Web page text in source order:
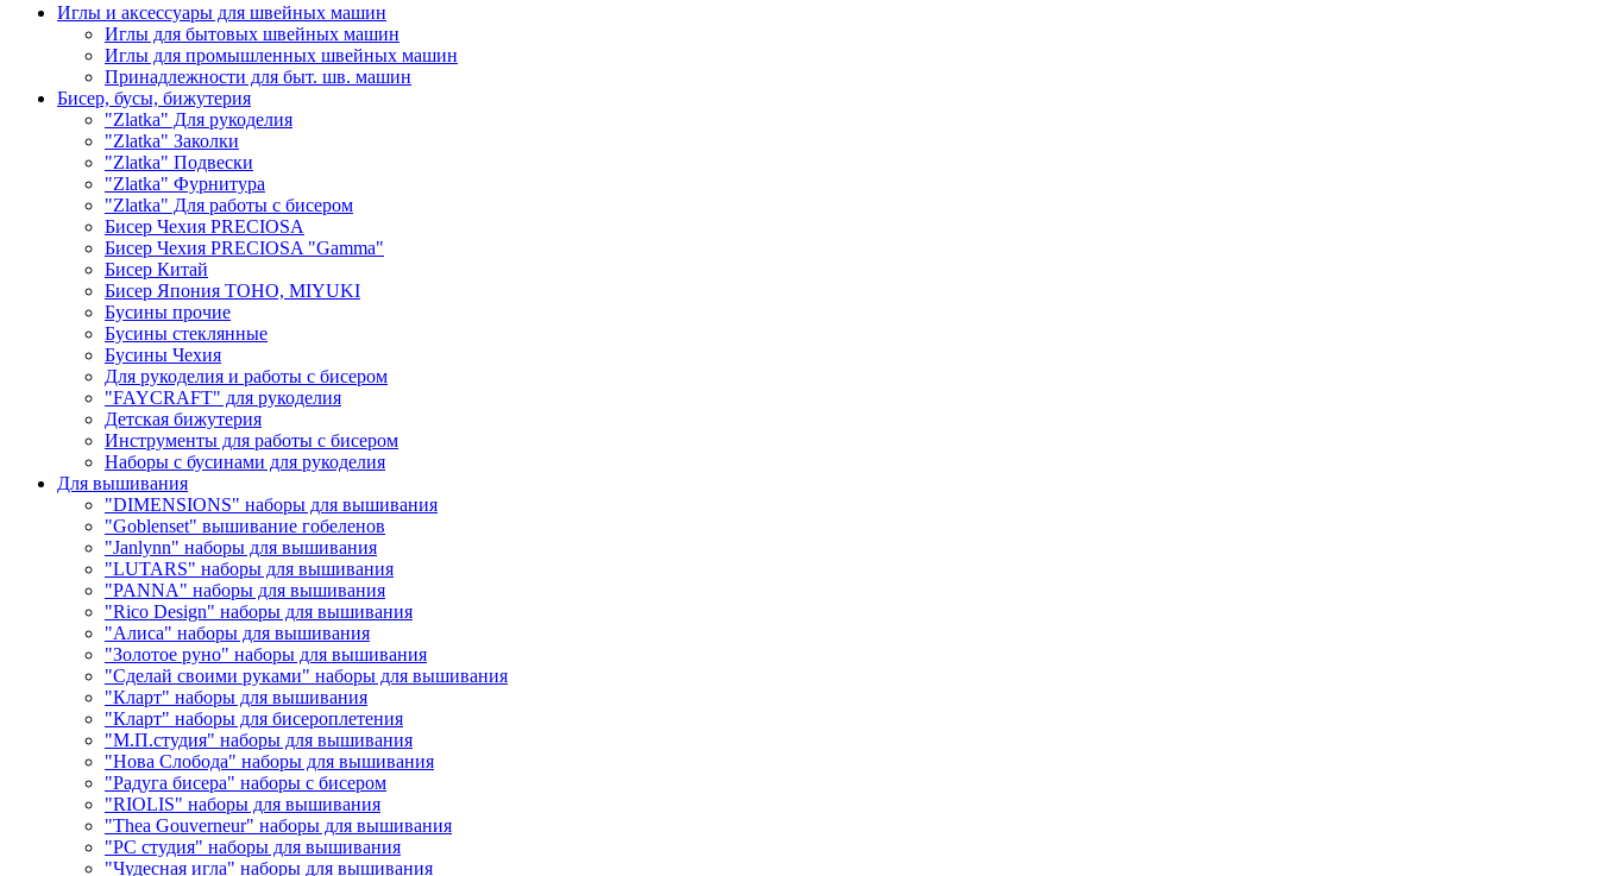
Иглы и аксессуары для швейных машин
Иглы для бытовых швейных машин
Иглы для промышленных швейных машин
Принадлежности для быт. шв. машин
Бисер, бусы, бижутерия
"Zlatka" Для рукоделия
"Zlatka" Заколки
"Zlatka" Подвески
"Zlatka" Фурнитура
"Zlatka" Для работы с бисером
Бисер Чехия PRECIOSA
Бисер Чехия PRECIOSA "Gamma"
Бисер Китай
Бисер Япония TOHO, MIYUKI
Бусины прочие
Бусины стеклянные
Бусины Чехия
Для рукоделия и работы с бисером
"FAYCRAFT" для рукоделия
Детская бижутерия
Инструменты для работы с бисером
Наборы с бусинами для рукоделия
Для вышивания
"DIMENSIONS" наборы для вышивания
"Goblenset" вышивание гобеленов
"Janlynn" наборы для вышивания
"LUTARS" наборы для вышивания
"PANNA" наборы для вышивания
"Rico Design" наборы для вышивания
"Алиса" наборы для вышивания
"Золотое руно" наборы для вышивания
"Сделай своими руками" наборы для вышивания
"Кларт" наборы для вышивания
"Кларт" наборы для бисероплетения
"М.П.студия" наборы для вышивания
"Нова Слобода" наборы для вышивания
"Радуга бисера" наборы с бисером
"RIOLIS" наборы для вышивания
"Thea Gouverneur" наборы для вышивания
"РС студия" наборы для вышивания
"Чудесная игла" наборы для вышивания